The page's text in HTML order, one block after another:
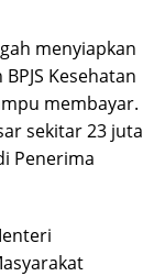
menyiapkan
Kesehatan
membayar.
sekitar 23 juta
Penerima